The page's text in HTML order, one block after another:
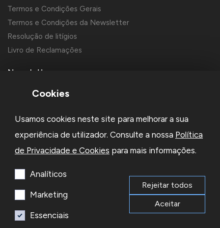
Termos e Condições Gerais
Termos e Condições da Newsletter
Resolução de litígios
Livro de Reclamações
Newsletter
Li e aceito aPolítica de Privacidadee os Termos e Condições
Subscrever
Cookies
Usamos cookies neste site para melhorar a sua
experiência de utilizador. Consulte a nossa Política
de Privacidade e Cookies para mais informações.
Analíticos
Marketing
Essenciais
Rejeitar todos
Aceitar